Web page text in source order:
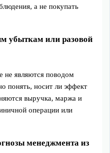
а не покупать
убыткам или разовой
не являются поводом
понять, носит ли эффект
выручка, маржа и
операции или
менеджмента из